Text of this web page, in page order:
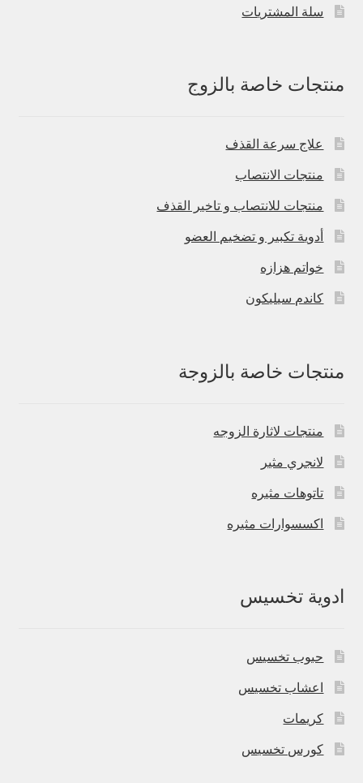
سلة المشتريات
منتجات خاصة بالزوج
علاج سرعة القذف
منتجات الانتصاب
منتجات للانتصاب و تاخير القذف
أدوية تكبير و تضخيم العضو
خواتم هزازه
كاندم سيليكون
منتجات خاصة بالزوجة
منتجات لاثارة الزوجه
لانجري مثير
تاتوهات مثيره
اكسسوارات مثيره
ادوية تخسيس
حبوب تخسيس
اعشاب تخسيس
كريمات
كورس تخسيس